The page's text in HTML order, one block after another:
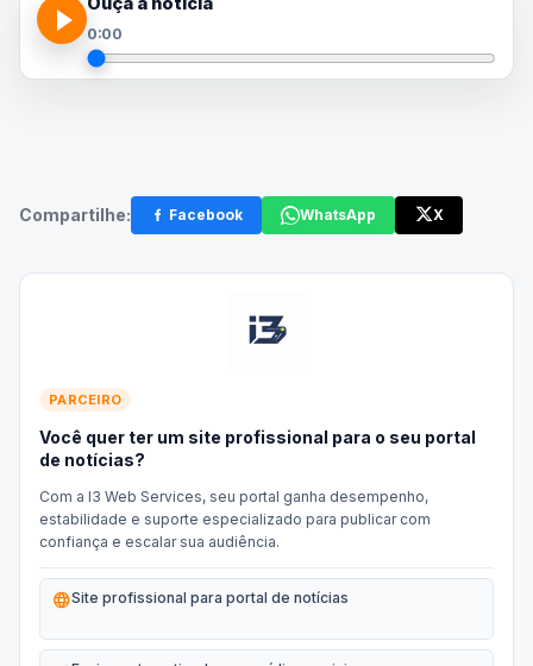
0:00
Compartilhe: Facebook WhatsApp X
PARCEIRO
Você quer ter um site profissional para o seu portal
de notícias?
Com a I3 Web Services, seu portal ganha desempenho,
estabilidade e suporte especializado para publicar com
confiança e escalar sua audiência.
languageSite profissional para portal de notícias